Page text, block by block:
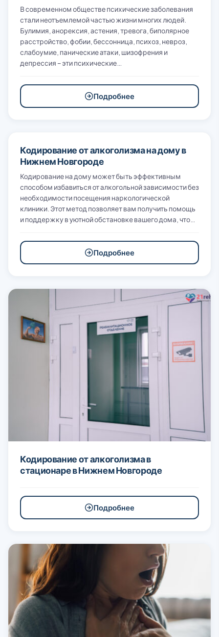
В современном обществе психические заболевания
стали неотъемлемой частью жизни многих людей.
Булимия, анорексия, астения, тревога, биполярное
расстройство, фобии, бессонница, психоз, невроз,
слабоумие, панические атаки, шизофрения и
депрессия – эти психические…
Подробнее
Кодирование от алкоголизма на дому в
Нижнем Новгороде
Кодирование на дому может быть эффективным
способом избавиться от алкогольной зависимости без
необходимости посещения наркологической
клиники. Этот метод позволяет вам получить помощь
и поддержку в уютной обстановке вашего дома, что…
Подробнее
Кодирование от алкоголизма в
стационаре в Нижнем Новгороде
Подробнее